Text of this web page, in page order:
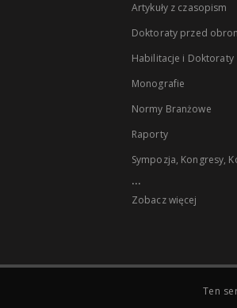
Artykuły z czasopism
Doktoraty przed
Habilitacje i Doktoraty
Monografie
Normy Branżowe
Raporty
Sympozja, Kongresy,
...
Zobacz więcej
Ten